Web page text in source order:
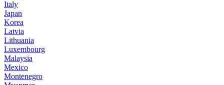
Italy
Japan
Korea
Latvia
Lithuania
Luxembourg
Malaysia
Mexico
Montenegro